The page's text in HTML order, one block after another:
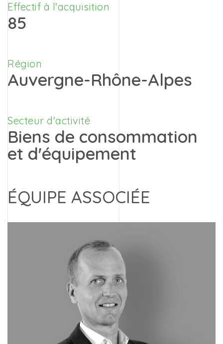
Effectif à l'acquisition
85
Région
Auvergne-Rhône-Alpes
Secteur d'activité
Biens de consommation
et d'équipement
ÉQUIPE ASSOCIÉE